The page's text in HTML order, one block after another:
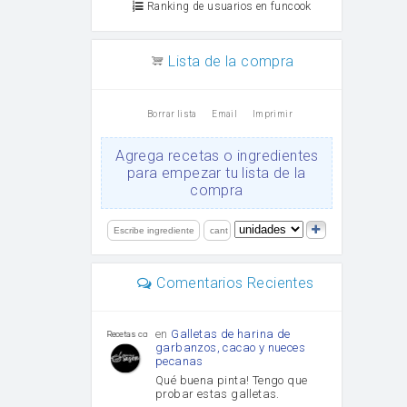
Ranking de usuarios en funcook
Lista de la compra
Borrar lista Email Imprimir
Agrega recetas o ingredientes
para empezar tu lista de la
compra
Comentarios Recientes
Recetas con sazon
en Galletas de harina de
garbanzos, cacao y nueces
pecanas
Qué buena pinta! Tengo que
probar estas galletas.